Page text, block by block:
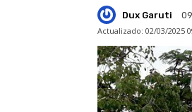
Dux Garuti
Actualizado: 02/03/2025